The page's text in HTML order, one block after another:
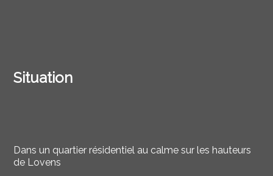
Situation
Dans un quartier résidentiel au calme sur les hauteurs
de Lovens